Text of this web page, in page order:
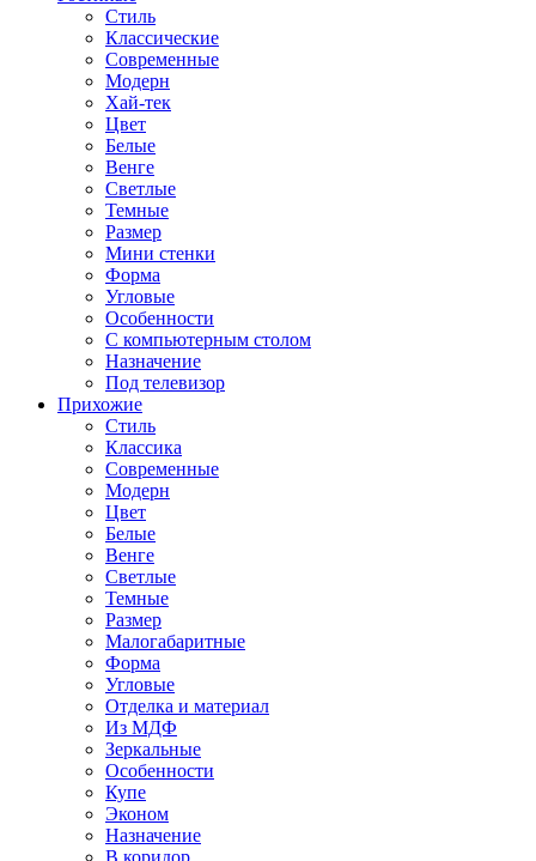
Стиль
Классические
Современные
Модерн
Хай-тек
Цвет
Белые
Венге
Светлые
Темные
Размер
Мини стенки
Форма
Угловые
Особенности
С компьютерным столом
Назначение
Под телевизор
Прихожие
Стиль
Классика
Современные
Модерн
Цвет
Белые
Венге
Светлые
Темные
Размер
Малогабаритные
Форма
Угловые
Отделка и материал
Из МДФ
Зеркальные
Особенности
Купе
Эконом
Назначение
В коридор